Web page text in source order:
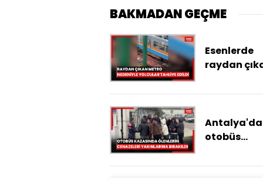
BAKMADAN GEÇME
Esenlerde
raydan
yolcular
Antalya'da
otobüs
hayatını